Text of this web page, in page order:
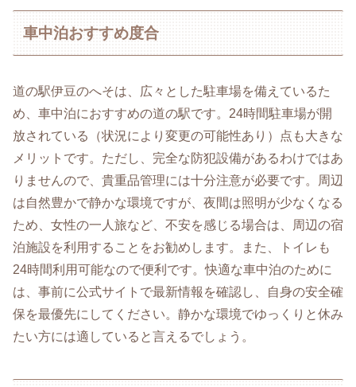
車中泊おすすめ度合
道の駅伊豆のへそは、広々とした駐車場を備えているた
め、車中泊におすすめの道の駅です。24時間駐車場が開
放されている（状況により変更の可能性あり）点も大きな
メリットです。ただし、完全な防犯設備があるわけではあ
りませんので、貴重品管理には十分注意が必要です。周辺
は自然豊かで静かな環境ですが、夜間は照明が少なくなる
ため、女性の一人旅など、不安を感じる場合は、周辺の宿
泊施設を利用することをお勧めします。また、トイレも
24時間利用可能なので便利です。快適な車中泊のために
は、事前に公式サイトで最新情報を確認し、自身の安全確
保を最優先にしてください。静かな環境でゆっくりと休み
たい方には適していると言えるでしょう。